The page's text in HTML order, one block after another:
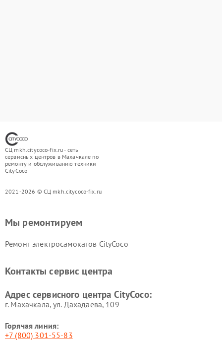
СЦ mkh.citycoco-fix.ru - сеть
сервисных центров в Махачкале по
ремонту и обслуживанию техники
CityCoco
2021-2026 © СЦ mkh.citycoco-fix.ru
Мы ремонтируем
Ремонт электросамокатов CityCoco
Контакты сервис центра
Адрес сервисного центра CityCoco:
г. Махачкала, ул. Дахадаева, 109
Горячая линия:
+7 (800) 301-55-83